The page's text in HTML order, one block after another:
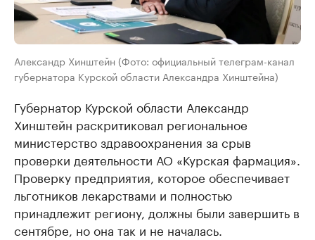
Александр Хинштейн (Фото: официальный телеграм-канал
губернатора Курской области Александра Хинштейна)
Губернатор Курской области Александр
Хинштейн раскритиковал региональное
министерство здравоохранения за срыв
проверки деятельности АО «Курская фармация».
Проверку предприятия, которое обеспечивает
льготников лекарствами и полностью
принадлежит региону, должны были завершить в
сентябре, но она так и не началась.